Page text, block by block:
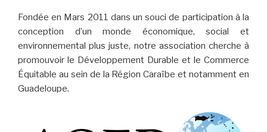
Fondée en Mars 2011 dans un souci de participation à la
conception d’un monde économique, social et
environnemental plus juste, notre association cherche à
promouvoir le Développement Durable et le Commerce
Équitable au sein de la Région Caraïbe et notamment en
Guadeloupe.